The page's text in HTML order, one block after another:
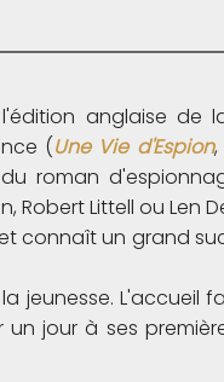
anglaise de
(Une Vie d'Espion,
roman
Robert Littell ou Len
connaît un grand
jeunesse. L'accueil
jour à ses